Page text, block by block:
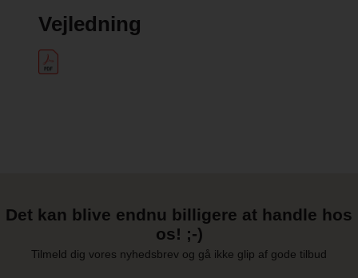
Vejledning
Det kan blive endnu billigere at handle hos
os! ;-)
Tilmeld dig vores nyhedsbrev og gå ikke glip af gode tilbud